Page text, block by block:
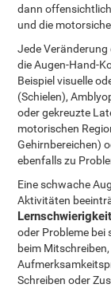
dann
und die
Jede
die Augen-Hand-
Beispiel visuelle
(Schielen),
oder gekreuzte
motorischen
Gehirnbereichen)
ebenfalls zu
Eine schwache
Aktivitäten
oder Probleme bei
beim
Schreiben oder